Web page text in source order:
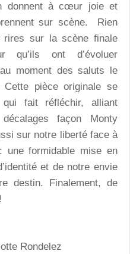
donnent à cœur joie et
sur scène. Rien
sur la scène finale
qu’ils ont d’évoluer
moment des saluts le
Cette pièce originale se
fait réfléchir, alliant
façon Monty
sur notre liberté face à
une formidable mise en
et de notre envie
destin. Finalement, de
Rondelez